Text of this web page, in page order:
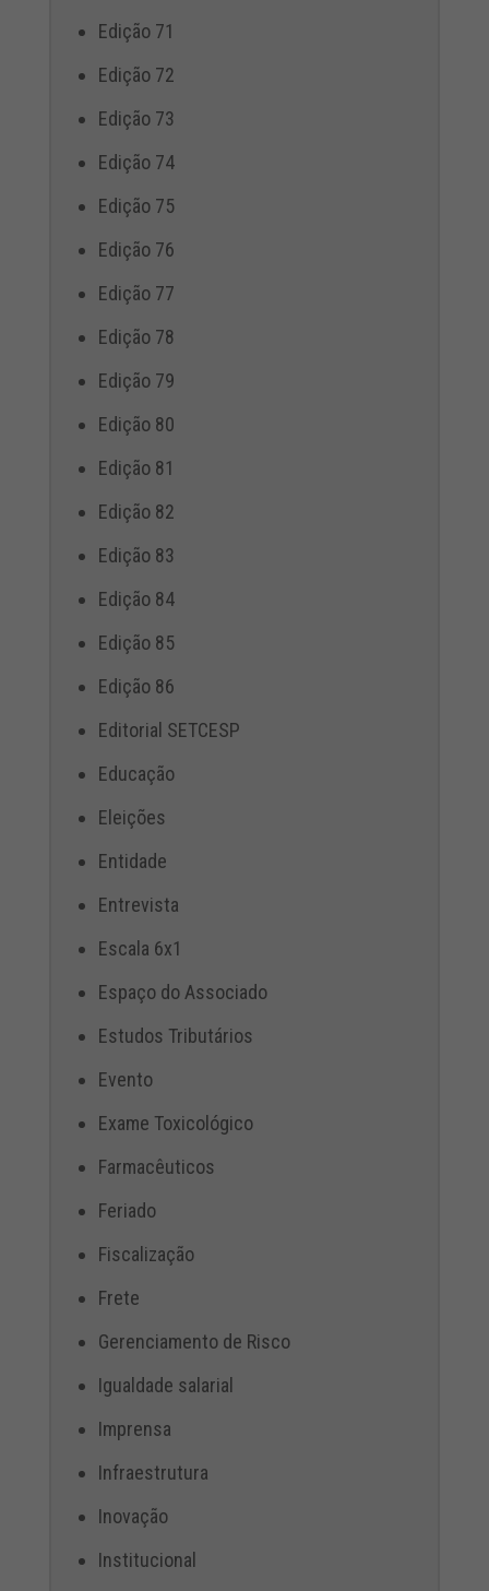
Edição 71
Edição 72
Edição 73
Edição 74
Edição 75
Edição 76
Edição 77
Edição 78
Edição 79
Edição 80
Edição 81
Edição 82
Edição 83
Edição 84
Edição 85
Edição 86
Editorial SETCESP
Educação
Eleições
Entidade
Entrevista
Escala 6x1
Espaço do Associado
Estudos Tributários
Evento
Exame Toxicológico
Farmacêuticos
Feriado
Fiscalização
Frete
Gerenciamento de Risco
Igualdade salarial
Imprensa
Infraestrutura
Inovação
Institucional